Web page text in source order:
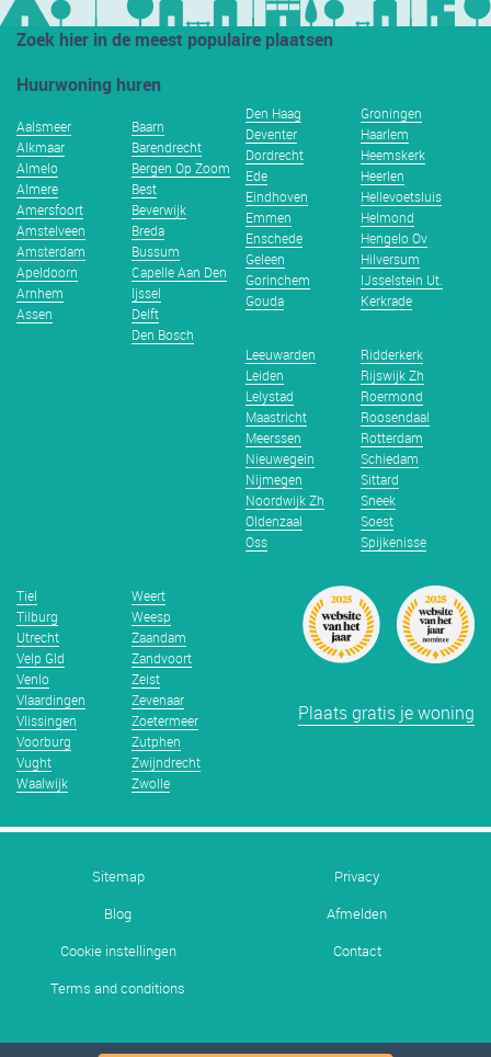
Zoek hier in de meest populaire plaatsen
Huurwoning huren
Aalsmeer
Alkmaar
Almelo
Almere
Amersfoort
Amstelveen
Amsterdam
Apeldoorn
Arnhem
Assen
Baarn
Barendrecht
Bergen Op Zoom
Best
Beverwijk
Breda
Bussum
Capelle Aan Den
Ijssel
Delft
Den Bosch
Den Haag
Deventer
Dordrecht
Ede
Eindhoven
Emmen
Enschede
Geleen
Gorinchem
Gouda
Groningen
Haarlem
Heemskerk
Heerlen
Hellevoetsluis
Helmond
Hengelo Ov
Hilversum
IJsselstein Ut.
Kerkrade
Leeuwarden
Leiden
Lelystad
Maastricht
Meerssen
Nieuwegein
Nijmegen
Noordwijk Zh
Oldenzaal
Oss
Ridderkerk
Rijswijk Zh
Roermond
Roosendaal
Rotterdam
Schiedam
Sittard
Sneek
Soest
Spijkenisse
Tiel
Tilburg
Utrecht
Velp Gld
Venlo
Vlaardingen
Vlissingen
Voorburg
Vught
Waalwijk
Weert
Weesp
Zaandam
Zandvoort
Zeist
Zevenaar
Zoetermeer
Zutphen
Zwijndrecht
Zwolle
Plaats gratis je woning
Sitemap
Privacy
Blog
Afmelden
Cookie instellingen
Contact
Terms and conditions